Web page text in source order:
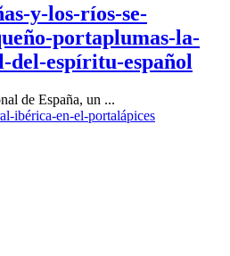
y-los-ríos-se-
portaplumas-la-
espíritu-español
de España, un ...